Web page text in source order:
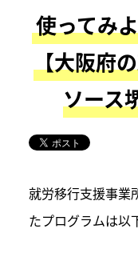
使ってみ
【大阪府
ソース
就労移行支援事業
たプログラムは以